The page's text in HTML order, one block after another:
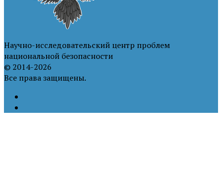
Научно-исследовательский центр проблем
национальной безопасности
© 2014-2026
Все права защищены.